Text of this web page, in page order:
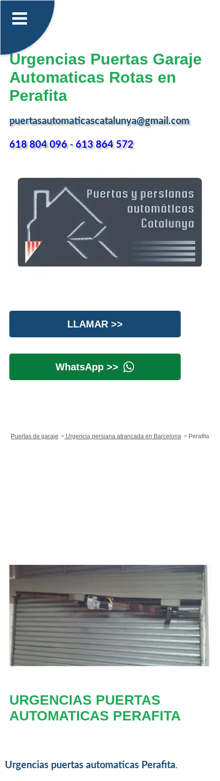
Urgencias Puertas Garaje
Automaticas Rotas en
Perafita
puertasautomaticascatalunya@gmail.com
618 804 096-613 864 572
LLAMAR >>
WhatsApp >>
Puertas de garaje Urgencia persiana atrancada en Barcelona Perafita
URGENCIAS PUERTAS
AUTOMATICAS PERAFITA
Urgencias puertas automaticas Perafita.